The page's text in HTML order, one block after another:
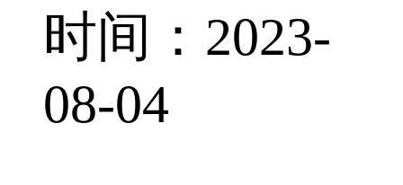
时间：2023-
08-04